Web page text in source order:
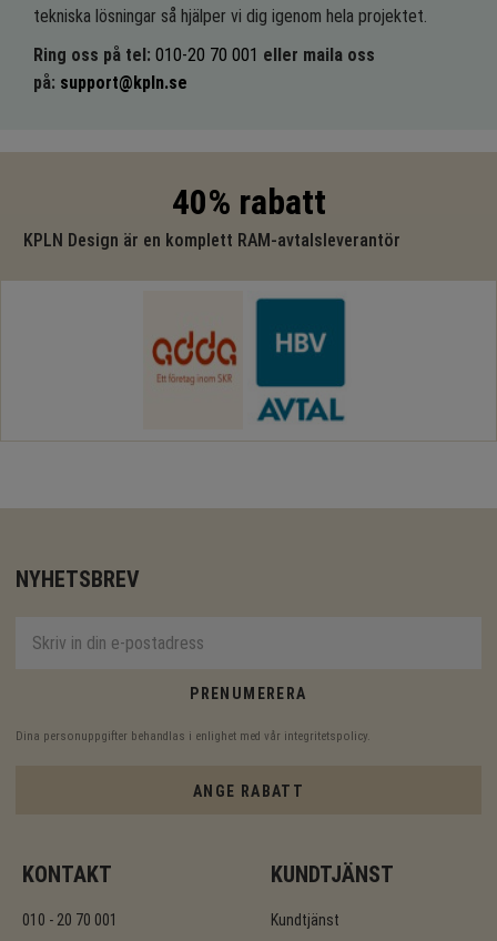
tekniska lösningar så hjälper vi dig igenom hela projektet.
Ring oss på tel: 010-20 70 001 eller maila oss
på: support@kpln.se
40% rabatt
KPLN Design är en komplett RAM-avtalsleverantör
NYHETSBREV
PRENUMERERA
Dina personuppgifter behandlas i enlighet med vår integritetspolicy.
ANGE RABATT
KONTAKT
010 - 20 70 001
KUNDTJÄNST
Kundtjänst